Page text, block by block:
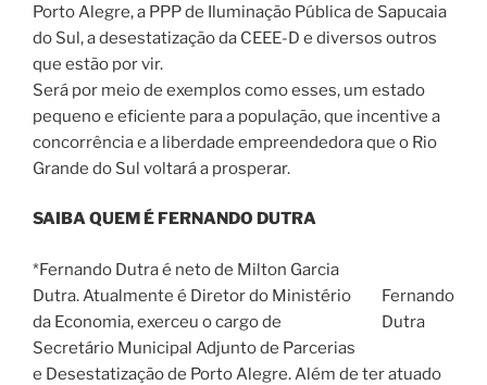
Porto Alegre, a PPP de Iluminação Pública de Sapucaia
do Sul, a desestatização da CEEE-D e diversos outros
que estão por vir.
Será por meio de exemplos como esses, um estado
pequeno e eficiente para a população, que incentive a
concorrência e a liberdade empreendedora que o Rio
Grande do Sul voltará a prosperar.
SAIBA QUEM É FERNANDO DUTRA
Fernando
Dutra
*Fernando Dutra é neto de Milton Garcia
Dutra. Atualmente é Diretor do Ministério
da Economia, exerceu o cargo de
Secretário Municipal Adjunto de Parcerias
e Desestatização de Porto Alegre. Além de ter atuado